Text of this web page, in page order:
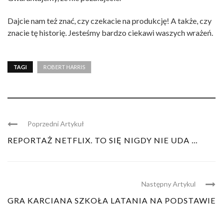
Dajcie nam też znać, czy czekacie na produkcję! A także, czy
znacie tę historię. Jesteśmy bardzo ciekawi waszych wrażeń.
TAGI ROBERT HARRIS
Poprzedni Artykuł
REPORTAŻ NETFLIX. TO SIĘ NIGDY NIE UDA ...
Następny Artykul
GRA KARCIANA SZKOŁA LATANIA NA PODSTAWIE